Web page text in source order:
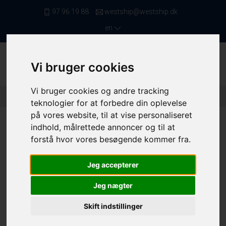
Vi bruger cookies
Vi bruger cookies og andre tracking
teknologier for at forbedre din oplevelse
på vores website, til at vise personaliseret
indhold, målrettede annoncer og til at
forstå hvor vores besøgende kommer fra.
Jeg accepterer
Jeg nægter
Skift indstillinger
97 96 19 88
westship@westship.dk
en
Front Page / Saleslist / Netters Below 11,99 Meters